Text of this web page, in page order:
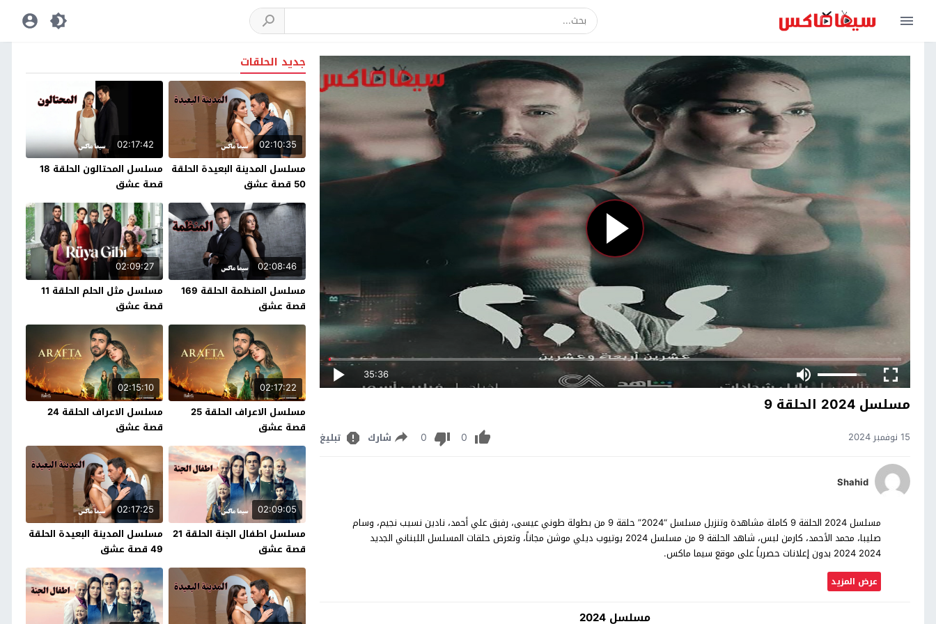
35:36
مسلسل 2024 الحلقة 9
15 نوفمبر 2024 0
0 شارك تبليغ
Shahid
مسلسل 2024 الحلقة 9 كاملة مشاهدة وتنزيل مسلسل “2024” حلقة 9 من بطولة طوني عيسى، رفيق علي أحمد، نادين نسيب نجيم، وسام
صليبا، محمد الأحمد، كارمن لبس، شاهد الحلقة 9 من مسلسل 2024 يوتيوب ديلي موشن مجاناً، وتعرض حلقات المسلسل اللبناني الجديد
2024 2024 بدون إعلانات حصرياً على موقع سيما ماكس.
عرض المزيد
مسلسل 2024
جديد الحلقات
02:10:35
مسلسل المدينة البعيدة الحلقة
50 قصة عشق
02:17:42
مسلسل المحتالون الحلقة 18
قصة عشق
02:08:46
مسلسل المنظمة الحلقة 169
قصة عشق
02:09:27
مسلسل مثل الحلم الحلقة 11
قصة عشق
02:17:22
مسلسل الاعراف الحلقة 25
قصة عشق
02:15:10
مسلسل الاعراف الحلقة 24
قصة عشق
02:09:05
مسلسل اطفال الجنة الحلقة 21
قصة عشق
02:17:25
مسلسل المدينة البعيدة الحلقة
49 قصة عشق